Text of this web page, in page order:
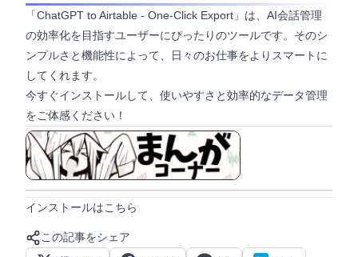
「ChatGPT to Airtable - One-Click Export」は、AI会話管理
の効率化を目指すユーザーにぴったりのツールです。そのシ
ンプルさと機能性によって、日々のお仕事をよりスマートに
してくれます。
今すぐインストールして、使いやすさと効率的なデータ管理
をご体感ください！
インストールはこちら
この記事をシェア